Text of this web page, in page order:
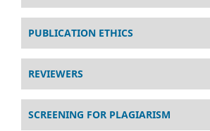
PUBLICATION ETHICS
REVIEWERS
SCREENING FOR PLAGIARISM